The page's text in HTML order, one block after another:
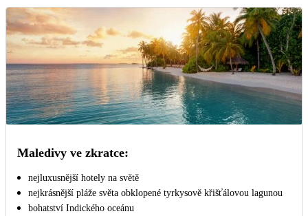
Maledivy ve zkratce:
nejluxusnější hotely na světě
nejkrásnější pláže světa obklopené tyrkysově křišťálovou lagunou
bohatství Indického oceánu